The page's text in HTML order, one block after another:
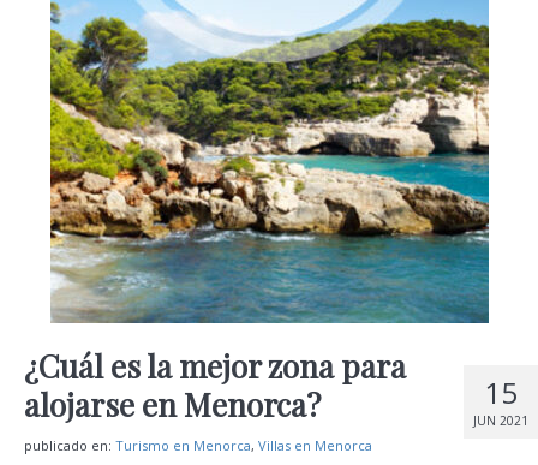
15
JUN 2021
¿Cuál es la mejor zona para
alojarse en Menorca?
publicado en: Turismo en Menorca, Villas en Menorca